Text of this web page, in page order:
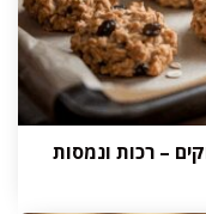
– רכות ונמסות